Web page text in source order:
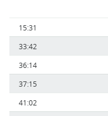
Время Имя
игрока
15:31
33:42
36:14
37:15
41:02